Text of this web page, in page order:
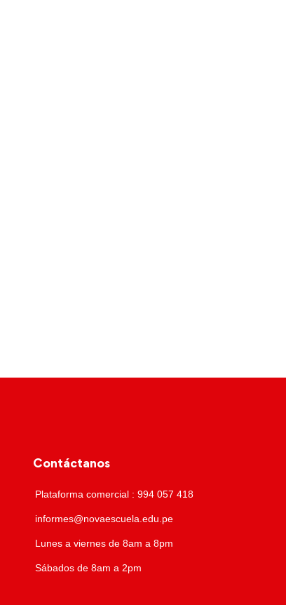
Contáctanos
Plataforma comercial : 994 057 418
informes@novaescuela.edu.pe
Lunes a viernes de 8am a 8pm
Sábados de 8am a 2pm